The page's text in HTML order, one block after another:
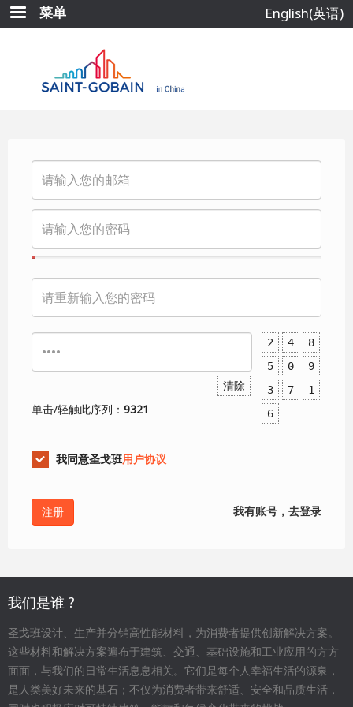
跳
转
菜单 English(英语)
清除
2 4
8
5
0
9
3
7
1
6
单击/轻触此序列： 9321
我同意圣戈班用户协议
我有账号，去登录
我们是谁 ?
圣戈班设计、生产并分销高性能材料，为消费者提供创新解决方案。
这些材料和解决方案遍布于建筑、交通、基础设施和工业应用的方方
面面，与我们的日常生活息息相关。它们是每个人幸福生活的源泉，
是人类美好未来的基石；不仅为消费者带来舒适、安全和品质生活，